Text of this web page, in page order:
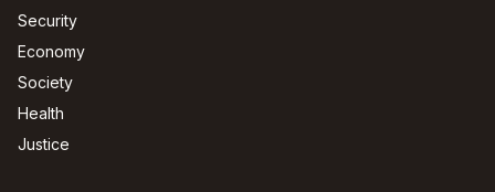
Security
Economy
Society
Health
Justice